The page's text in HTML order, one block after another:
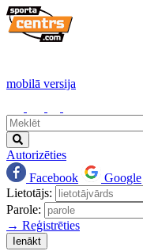
mobilā versija
Autorizēties
Facebook
Google
Lietotājs:
Parole:
→ Reģistrēties
Ienākt